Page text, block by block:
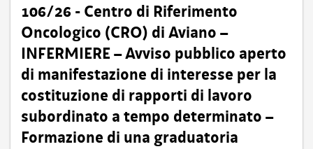
106/26 - Centro di Riferimento
Oncologico (CRO) di Aviano –
INFERMIERE – Avviso pubblico aperto
di manifestazione di interesse per la
costituzione di rapporti di lavoro
subordinato a tempo determinato –
Formazione di una graduatoria